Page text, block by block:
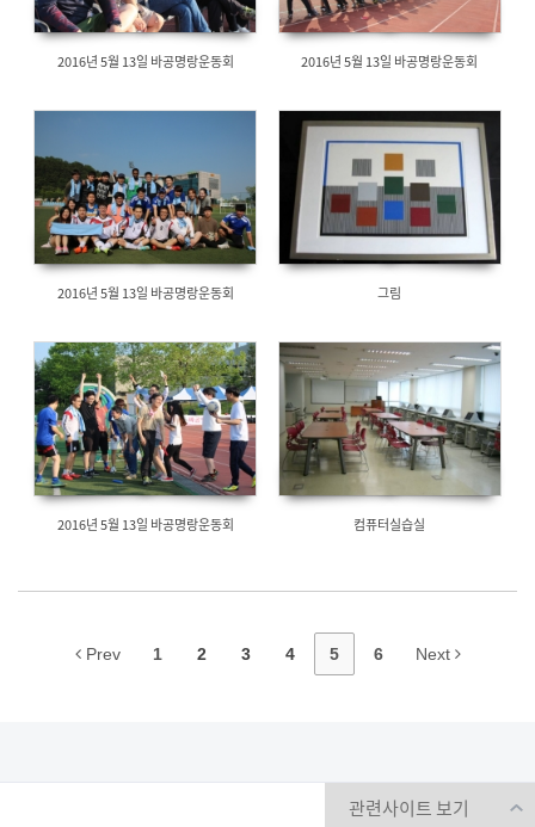
2016년 5월 13일 바공명랑운동회 2016년 5월 13일 바공명랑운동회
2016년 5월 13일 바공명랑운동회 그림
2016년 5월 13일 바공명랑운동회 컴퓨터실습실
Prev 1 2 3 4 5 6 Next